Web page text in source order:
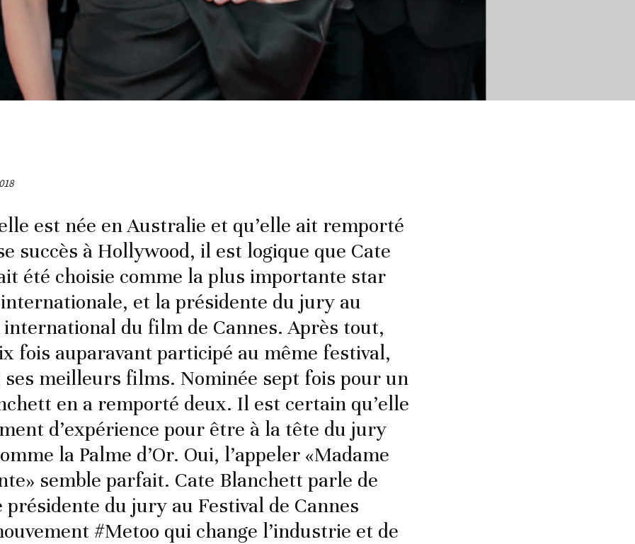
est née en Australie et qu’elle ait remporté
succès à Hollywood, il est logique que Cate
été choisie comme la plus importante star
et la présidente du jury au
international du film de Cannes. Après tout,
fois auparavant participé au même festival,
ses meilleurs films. Nominée sept fois pour un
en a remporté deux. Il est certain qu’elle
d’expérience pour être à la tête du jury
la Palme d’Or. Oui, l’appeler «Madame
semble parfait. Cate Blanchett parle de
présidente du jury au Festival de Cannes
#Metoo qui change l’industrie et de